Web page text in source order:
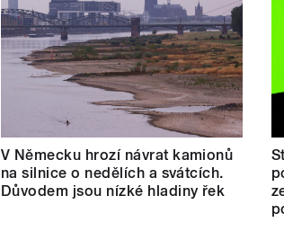
V Německu hrozí návrat kamionů
na silnice o nedělích a svátcích.
Důvodem jsou nízké hladiny řek